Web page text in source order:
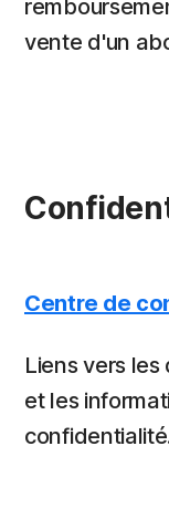
vente d'un
Centre de
Liens vers
et les